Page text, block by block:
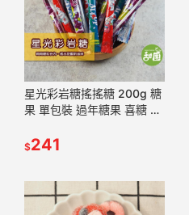
星光彩岩糖搖搖糖 200g 糖
果 單包裝 過年糖果 喜糖 婚
$241